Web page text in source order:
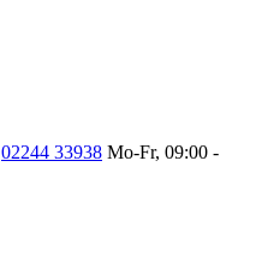
02244 33938 Mo-Fr, 09:00 -